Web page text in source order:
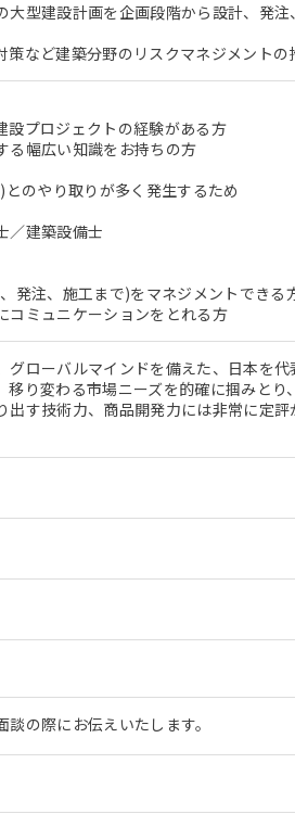
大型建設計画を企画段階から設計、発注
策など建築分野のリスクマネジメントの
設プロジェクトの経験がある方
る幅広い知識をお持ちの方
のやり取りが多く発生するため
／建築設備士
発注、施工まで)をマネジメントできる
コミュニケーションをとれる方
ローバルマインドを備えた、日本を代
り変わる市場ニーズを的確に掴みと
出す技術力、商品開発力には非常に定
の際にお伝えいたします。